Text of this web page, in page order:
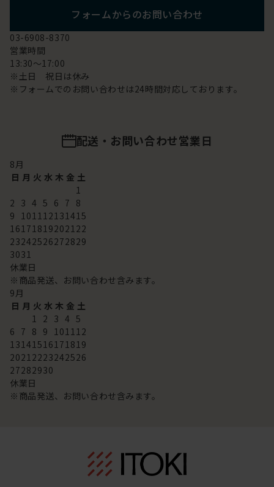
フォームからのお問い合わせ
03-6908-8370
営業時間
13:30～17:00
※土日 祝日は休み
※フォームでのお問い合わせは24時間対応しております。
配送・お問い合わせ営業日
8月
日 月 火 水 木 金 土
1
2 3 4 5 6 7 8
9 101112131415
16171819202122
23242526272829
3031
休業日
※商品発送、お問い合わせ含みます。
9月
日 月 火 水 木 金 土
1 2 3 4 5
6 7 8 9 101112
13141516171819
20212223242526
27282930
休業日
※商品発送、お問い合わせ含みます。